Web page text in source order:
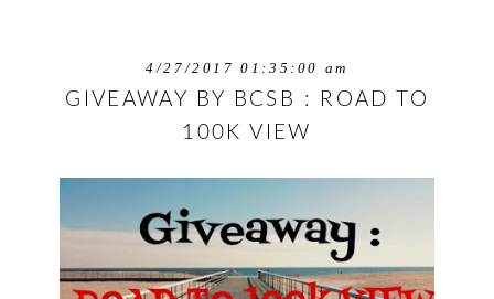
4/27/2017 01:35:00 am
GIVEAWAY BY BCSB : ROAD TO
100K VIEW